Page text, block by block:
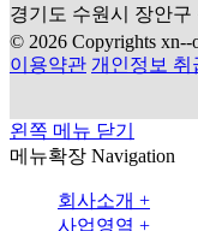
경기도 수원시 장안구
© 2026 Copyrights xn--
이용약관 개인정보 취
왼쪽 메뉴 닫기
메뉴확장 Navigation
회사소개 +
사업영역 +